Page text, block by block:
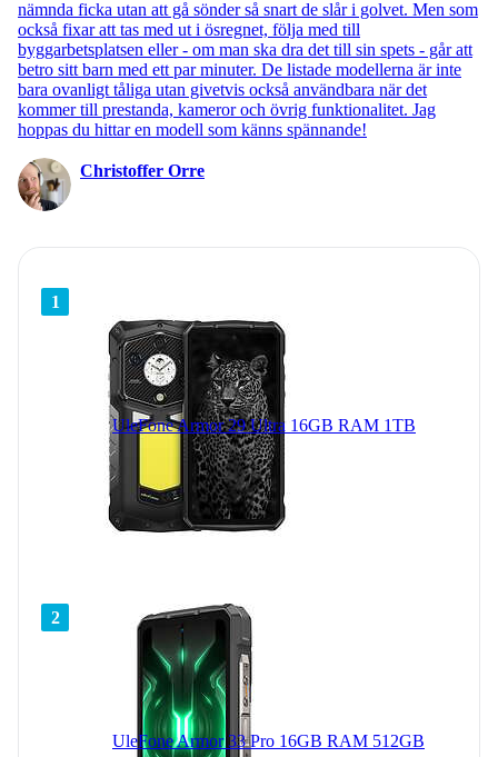
en mobiltelefon som ärIP67-klassadeller bättre. Det minskar
risken för vattenskador om du använder mobiltelefonen i
regn, tappar den i vatten eller spiller väta på den. Tänk på att
vattentåligheten försämras med tiden.
nämnda ficka utan att gå sönder så snart de slår i golvet. Men som
också fixar att tas med ut i ösregnet, följa med till
byggarbetsplatsen eller - om man ska dra det till sin spets - går att
betro sitt barn med ett par minuter. De listade modellerna är inte
bara ovanligt tåliga utan givetvis också användbara när det
kommer till prestanda, kameror och övrig funktionalitet. Jag
hoppas du hittar en modell som känns spännande!
Christoffer Orre
1
UleFone Armor 29 Ultra 16GB RAM 1TB
2
UleFone Armor 33 Pro 16GB RAM 512GB